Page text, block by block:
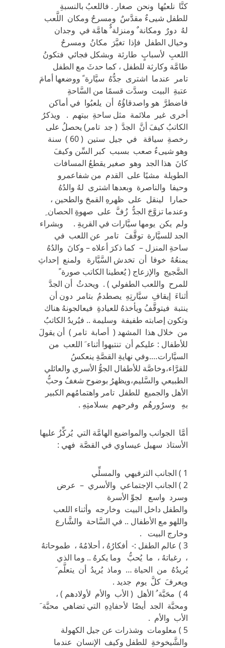
كنَّا نلعبُها ونحن صغار . فاللعبُ بالنسبةِ
للطفل شيىءٌ مقدَّسٌ ومسرحُ ومكان اللَّعب
لهُ دورٌ ومكانة ٌ ومنزلة ٌٌ هامَّة في وجدان
وخيال الطفل فإذا تغيَّرَ مكانُ ومسرحُ
اللعبِ لأسبابٍ طارئة وبشكل فجائي فتكونُ
طامَّة وكارثة للطفل ، كما حدثَ مع الطفل
تامر عندما اشترى جدُّهُ سيَّارة ً ووضعها أمامَ
عتبةِ البيت وسدَّت قسمًا من السَّاحةِ
فاضطرَّ هو واصدقاؤُهُ أن يلعبُوا في أماكن
أخرى غير ملائمة مثل ساحةِ بيتهم . ويذكرُ
الكاتبُ كيفَ أنَّ الجدَّ ( جد تامر) يحصلُ على
رخصةِ سياقة في جيل ستين ( 60 ) سنة
وهو شيىءٌ صعب بسبب كبر السِّن وكيفَ
كانَ هذا الجد وهو صغير يقطعُ المسافات
الطويلة مشيًا على القدم من شفاعمرو
وحيفا والناصرة وبعدها اشترى لهُ والدُهُ
حمارا لينقل على ظهرهِ القمحَ والطحين ،
وعندما تزوَّجَ الجدُّ زُفَّ على صهوةِ الحصان ِ
ولم يكن يومها سيَّارات في القريةِ . وبشراء
الجد للسيَّارة توقَّفَ تامر عن اللعب في
ساحةِ المنزل – كما ذكرَ أعلاه – وكانَ والدُهُ
يمنعُهُ خوفا أن تخدش السَّيَّارة ولمنع إحداثِ
الضَّجيج والإزعاج ( يُعطينا الكاتب صورة ً
للمرح واللعب الطفولي ) . ويحدثُ أن الجدَّ
أثناءَ إيقافِ سيَّارتِهِ يصطدمُ بتامر دون أن
ينتبهَ فيتوقَّفُ ويأخذهُ للعيادةِ فيعالجونهُ هناك
وتكون إصابته طفيفة وسليمة .. فيُريدُ الكاتبُ
من خلال هذا المشهد ( أصابة تامر ) أن يقولَ
للأطفال : عليكم أن تنتبهوا أثناء َ اللعب من
السيَّارات….وفي نهايةِ القصَّةِ ينعكسُ
للقرَّاء،وخاصَّة للأطفال الجوُّ الأسري والعائلي
الطبيعي والسَّليم،ويظهرُ بوضوح شغفُ وحبُّ
الأهل والجميع للطفل تامر واهتمامُهم الكبير
بهِ وسرُورهُم وفرحهم بسلامتِهِ .
أمَّا الجوانب والمواضيع الهامَّة التي يُركِّزُ عليها
الأستاذ سهيل عيساوي في القصَّة فهي :
1 ) الجانب الترفيهي والمسلِّي
2 ) الجانب الإجتماعي والأسري – عرض
وسرد واسع لجوِّ الأسرة
والطفل داخل البيت وخارجه وأثناء اللعب
واللهو مع الأطفال .. في السَّاحة والشَّارع
وخارج البيت .
3 ) عالم الطفل :- أفكارُهُ ، أحلامُهُ ، طموحاتهُ
، رغباتهُ ، ما يُحبُّ وما يكرهُ .. وما الذي
يُريدُهُ من الحياة … وماذ يُريدُ أن يتعلَّم َ
ويعرفَ كلَّ يوم جديد .
4 ) محَبَّة ُ الأهل ( الأب والأم لأولادهم ) ،
ومحبَّة الجد أيضًا لأحفادِهِ التي تضاهي محبَّة َ
الأب والأم .
5 ) معلومات وشذرات عن جيل الكهولة
والشَّيخوخةِ للطفل وكيف الإنسان عندما